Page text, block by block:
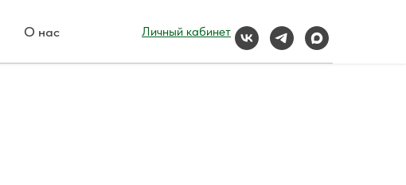
О нас Личный кабинет